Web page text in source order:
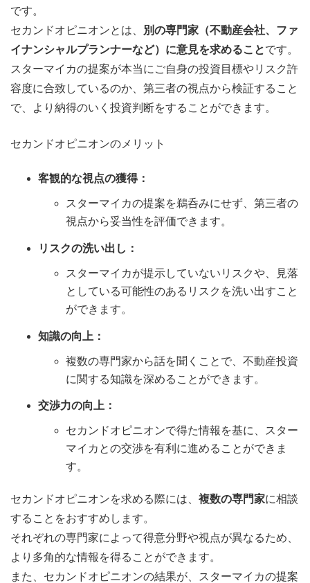
です。
セカンドオピニオンとは、
別の専門家（不動産会社、ファ
イナンシャルプランナーなど）に意見を求めることです。
スターマイカの提案が本当にご自身の投資目標やリスク許
容度に合致しているのか、第三者の視点から検証すること
で、より納得のいく投資判断をすることができます。
セカンドオピニオンのメリット
客観的な視点の獲得：
スターマイカの提案を鵜呑みにせず、第三者の
視点から妥当性を評価できます。
リスクの洗い出し：
スターマイカが提示していないリスクや、見落
としている可能性のあるリスクを洗い出すこと
ができます。
知識の向上：
複数の専門家から話を聞くことで、不動産投資
に関する知識を深めることができます。
交渉力の向上：
セカンドオピニオンで得た情報を基に、スター
マイカとの交渉を有利に進めることができま
す。
セカンドオピニオンを求める際には、 複数の専門家に相談
することをおすすめします。
それぞれの専門家によって得意分野や視点が異なるため、
より多角的な情報を得ることができます。
また、セカンドオピニオンの結果が、スターマイカの提案